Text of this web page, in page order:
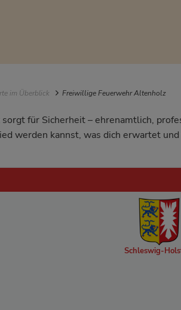
im Überblick Freiwillige Feuerwehr Altenholz
für Sicherheit – ehrenamtlich,
werden kannst, was dich erwartet
Schleswig-